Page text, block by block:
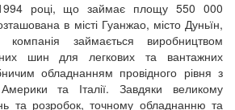
році, що займає площу 550 000
в місті Гуанжао, місто Дуньїн,
компанія займається виробництвом
шин для легкових та вантажних
обладнанням провідного рівня з
та Італії. Завдяки великому
та розробок, точному обладнанню та